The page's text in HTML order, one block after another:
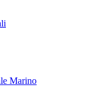
Marino